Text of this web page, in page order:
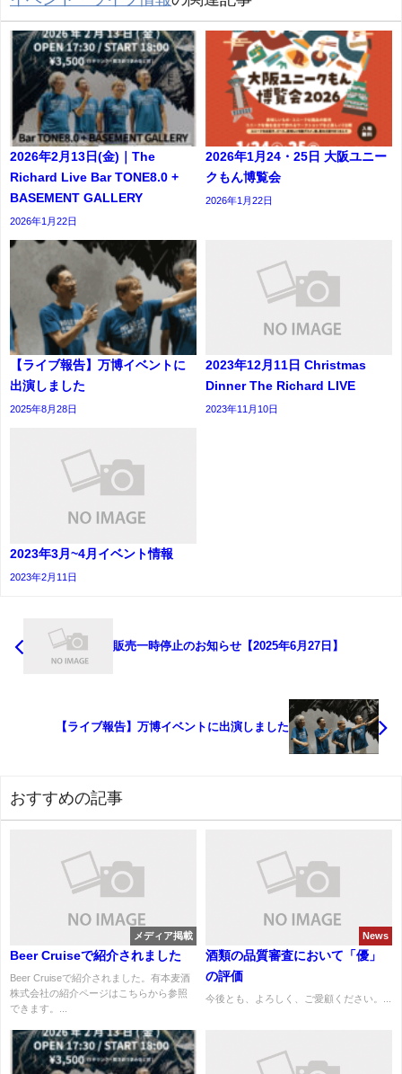
2026年2月13日(金)｜The
Richard Live Bar TONE8.0 +
BASEMENT GALLERY
2026年1月22日
2026年1月24・25日 大阪ユニー
クもん博覧会
2026年1月22日
【ライブ報告】万博イベントに
出演しました
2025年8月28日
2023年12月11日 Christmas
Dinner The Richard LIVE
2023年11月10日
2023年3月~4月イベント情報
2023年2月11日
販売一時停止のお知らせ【2025年6月27日】
【ライブ報告】万博イベントに出演しました
おすすめの記事
メディア掲載
Beer Cruiseで紹介されました
Beer Cruiseで紹介されました。有本麦酒
株式会社の紹介ページはこちらから参照
できます。...
News
酒類の品質審査において「優」
の評価
今後とも、よろしく、ご愛顧ください。...